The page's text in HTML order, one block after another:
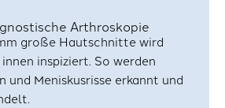
Arthroskopie
große Hautschnitte wird
inspiziert. So werden
und Meniskusrisse erkannt und